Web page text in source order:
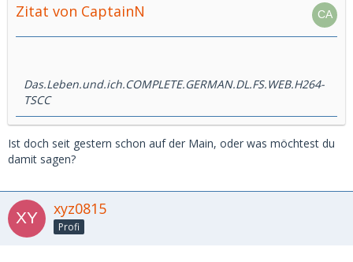
Zitat von CaptainN
Das.Leben.und.ich.COMPLETE.GERMAN.DL.FS.WEB.H264-
TSCC
Ist doch seit gestern schon auf der Main, oder was möchtest du
damit sagen?
xyz0815
Profi